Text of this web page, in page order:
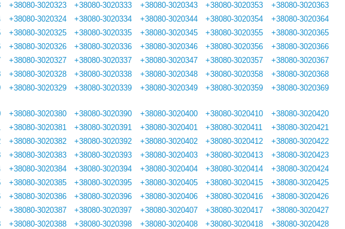
+38080-3020323
+38080-3020324
+38080-3020325
+38080-3020326
+38080-3020327
+38080-3020328
+38080-3020329
+38080-3020333
+38080-3020334
+38080-3020335
+38080-3020336
+38080-3020337
+38080-3020338
+38080-3020339
+38080-3020343
+38080-3020344
+38080-3020345
+38080-3020346
+38080-3020347
+38080-3020348
+38080-3020349
+38080-3020353
+38080-3020354
+38080-3020355
+38080-3020356
+38080-3020357
+38080-3020358
+38080-3020359
+38080-3020363
+38080-3020364
+38080-3020365
+38080-3020366
+38080-3020367
+38080-3020368
+38080-3020369
+38080-3020380
+38080-3020381
+38080-3020382
+38080-3020383
+38080-3020384
+38080-3020385
+38080-3020386
+38080-3020387
+38080-3020388
+38080-3020390
+38080-3020391
+38080-3020392
+38080-3020393
+38080-3020394
+38080-3020395
+38080-3020396
+38080-3020397
+38080-3020398
+38080-3020400
+38080-3020401
+38080-3020402
+38080-3020403
+38080-3020404
+38080-3020405
+38080-3020406
+38080-3020407
+38080-3020408
+38080-3020410
+38080-3020411
+38080-3020412
+38080-3020413
+38080-3020414
+38080-3020415
+38080-3020416
+38080-3020417
+38080-3020418
+38080-3020420
+38080-3020421
+38080-3020422
+38080-3020423
+38080-3020424
+38080-3020425
+38080-3020426
+38080-3020427
+38080-3020428